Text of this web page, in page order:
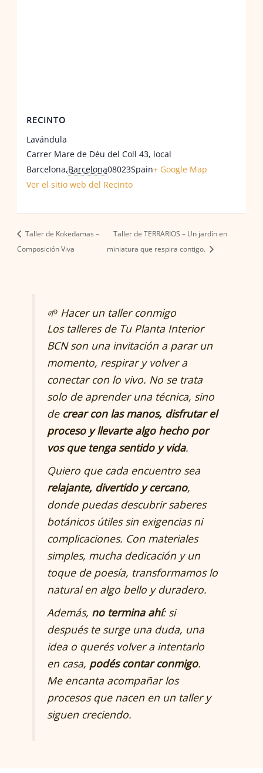
RECINTO
Lavándula
Carrer Mare de Déu del Coll 43, local
Barcelona,Barcelona08023Spain+ Google Map
Ver el sitio web del Recinto
Taller de Kokedamas –
Composición Viva
Taller de TERRARIOS – Un jardín en
miniatura que respira contigo.
🌱 Hacer un taller conmigo
Los talleres de Tu Planta Interior
BCNson una invitación a parar un
momento, respirar y volver a
conectar con lo vivo. No se trata
solo de aprender una técnica, sino
de crear con las manos, disfrutar el
proceso y llevarte algo hecho por
vos que tenga sentido y vida.
Quiero que cada encuentro sea
relajante, divertido y cercano,
donde puedas descubrir saberes
botánicos útiles sin exigencias ni
complicaciones. Con materiales
simples, mucha dedicación y un
toque de poesía, transformamos lo
natural en algo bello y duradero.
Además, no termina ahí: si
después te surge una duda, una
idea o querés volver a intentarlo
en casa, podés contar conmigo.
Me encanta acompañar los
procesos que nacen en un taller y
siguen creciendo.